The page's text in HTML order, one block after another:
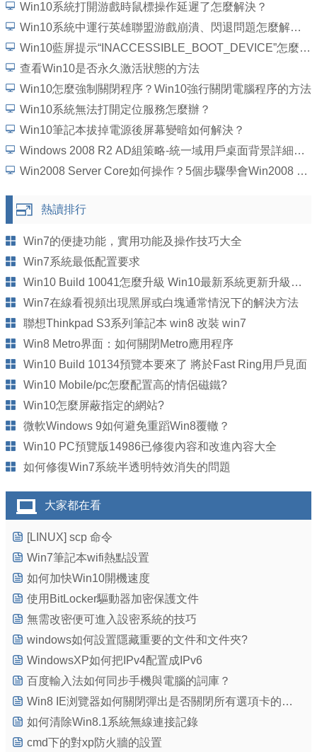
Win10系統打開游戲時鼠標操作延遲了怎麼解決？
Win10系統中運行英雄聯盟游戲崩潰、閃退問題怎麼解決？
Win10藍屏提示“INACCESSIBLE_BOOT_DEVICE”怎麼處理？
查看Win10是否永久激活狀態的方法
Win10怎麼強制關閉程序？Win10強行關閉電腦程序的方法
Win10系統無法打開定位服務怎麼辦？
Win10筆記本拔掉電源後屏幕變暗如何解決？
Windows 2008 R2 AD組策略-統一域用戶桌面背景詳細圖文教程
Win2008 Server Core如何操作？5個步驟學會Win2008 Server Core操作
熱讀排行
Win7的便捷功能，實用功能及操作技巧大全
Win7系統最低配置要求
Win10 Build 10041怎麼升級 Win10最新系統更新升級方法步驟
Win7在線看視頻出現黑屏或白塊通常情況下的解決方法
聯想Thinkpad S3系列筆記本 win8 改裝 win7
Win8 Metro界面：如何關閉Metro應用程序
Win10 Build 10134預覽本要來了 將於Fast Ring用戶見面
Win10 Mobile/pc怎麼配置高的情侶磁鐵?
Win10怎麼屏蔽指定的網站?
微軟Windows 9如何避免重蹈Win8覆轍？
Win10 PC預覽版14986已修復內容和改進內容大全
如何修復Win7系統半透明特效消失的問題
大家都在看
[LINUX] scp 命令
Win7筆記本wifi熱點設置
如何加快Win10開機速度
使用BitLocker驅動器加密保護文件
無需改密便可進入設密系統的技巧
windows如何設置隱藏重要的文件和文件夾?
WindowsXP如何把IPv4配置成IPv6
百度輸入法如何同步手機與電腦的詞庫？
Win8 IE浏覽器如何關閉彈出是否關閉所有選項卡的警告
如何清除Win8.1系統無線連接記錄
cmd下的對xp防火牆的設置